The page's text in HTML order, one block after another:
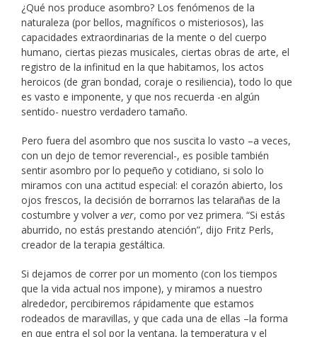
¿Qué nos produce asombro? Los fenómenos de la
naturaleza (por bellos, magníficos o misteriosos), las
capacidades extraordinarias de la mente o del cuerpo
humano, ciertas piezas musicales, ciertas obras de arte, el
registro de la infinitud en la que habitamos, los actos
heroicos (de gran bondad, coraje o resiliencia), todo lo que
es vasto e imponente, y que nos recuerda -en algún
sentido- nuestro verdadero tamaño.
Pero fuera del asombro que nos suscita lo vasto –a veces,
con un dejo de temor reverencial-, es posible también
sentir asombro por lo pequeño y cotidiano, si solo lo
miramos con una actitud especial: el corazón abierto, los
ojos frescos, la decisión de borrarnos las telarañas de la
costumbre y volver a ver, como por vez primera. “Si estás
aburrido, no estás prestando atención”, dijo Fritz Perls,
creador de la terapia gestáltica.
Si dejamos de correr por un momento (con los tiempos
que la vida actual nos impone), y miramos a nuestro
alrededor, percibiremos rápidamente que estamos
rodeados de maravillas, y que cada una de ellas –la forma
en que entra el sol por la ventana, la temperatura y el